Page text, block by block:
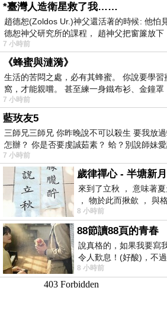
*臺灣人造衛星救了我……
趙德恕(Zoldos Ur.)神父還活著的時候: 他
德恕神父研究所的課程， 趙神父把窗簾放下
7 小時前
《蜂蜜與漣漪》
生活的苦悶之處，必有其蜂蜜。 你說要學
窩，才能親嚐。 甚至練一身鐵布衫、金鐘
7 小時前
藍玫友5
三師兄三師兄 你昨晚說不可以殺生 要我放
怎辦？ 你是否要虔誠茹素？ 蛤？別說師妹
7 小時前
歲律禪心 - 半塘新
來到了立秋 ， 意味著
， 物於此而揪歛 ， 與
8 小時前
88節讀88頁的青春
說真格的，如果我要寫
令人歎息！(好酸)，不
復...，每天跪鍵盤還是
8 小時前